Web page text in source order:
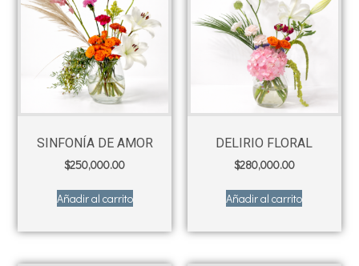
SINFONÍA DE AMOR
$250,000.00
Añadir al carrito
DELIRIO FLORAL
$280,000.00
Añadir al carrito